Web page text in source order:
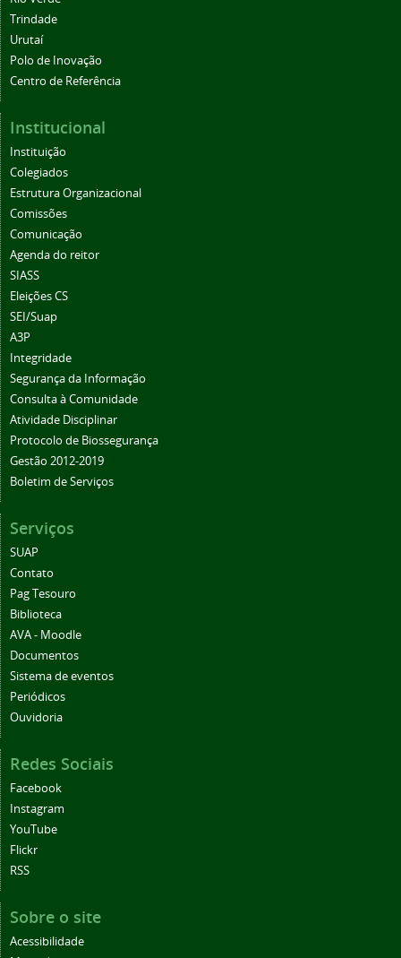
Trindade
Urutaí
Polo de Inovação
Centro de Referência
Institucional
Instituição
Colegiados
Estrutura Organizacional
Comissões
Comunicação
Agenda do reitor
SIASS
Eleições CS
SEI/Suap
A3P
Integridade
Segurança da Informação
Consulta à Comunidade
Atividade Disciplinar
Protocolo de Biossegurança
Gestão 2012-2019
Boletim de Serviços
Serviços
SUAP
Contato
Pag Tesouro
Biblioteca
AVA - Moodle
Documentos
Sistema de eventos
Periódicos
Ouvidoria
Redes Sociais
Facebook
Instagram
YouTube
Flickr
RSS
Sobre o site
Acessibilidade